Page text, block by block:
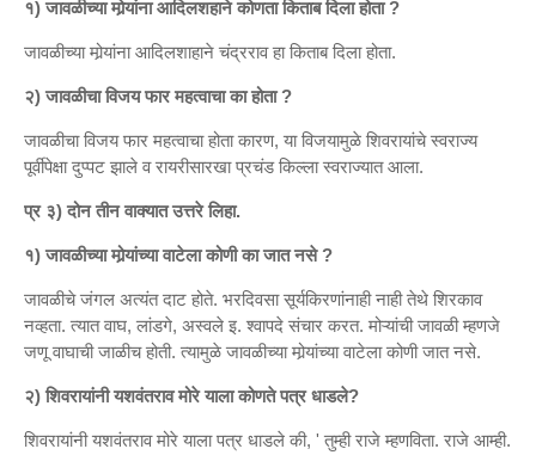
१) जावळीच्या मोर्‍यांना आदिलशहाने कोणता किताब दिला होता ?
जावळीच्या मोर्‍यांना आदिलशाहाने चंद्रराव हा किताब दिला होता.
२) जावळीचा विजय फार महत्वाचा का होता ?
जावळीचा विजय फार महत्वाचा होता कारण, या विजयामुळे शिवरायांचे स्वराज्य
पूर्वीपेक्षा दुप्पट झाले व रायरीसारखा प्रचंड किल्ला स्वराज्यात आला.
प्र ३) दोन तीन वाक्यात उत्तरे लिहा.
१) जावळीच्या मोर्‍यांच्या वाटेला कोणी का जात नसे ?
जावळीचे जंगल अत्यंत दाट होते. भरदिवसा सूर्यकिरणांनाही नाही तेथे शिरकाव
नव्हता. त्यात वाघ, लांडगे, अस्वले इ. श्वापदे संचार करत. मोऱ्यांची जावळी म्हणजे
जणू वाघाची जाळीच होती. त्यामुळे जावळीच्या मोर्‍यांच्या वाटेला कोणी जात नसे.
२) शिवरायांनी यशवंतराव मोरे याला कोणते पत्र धाडले?
शिवरायांनी यशवंतराव मोरे याला पत्र धाडले की, ' तुम्ही राजे म्हणविता. राजे आम्ही.